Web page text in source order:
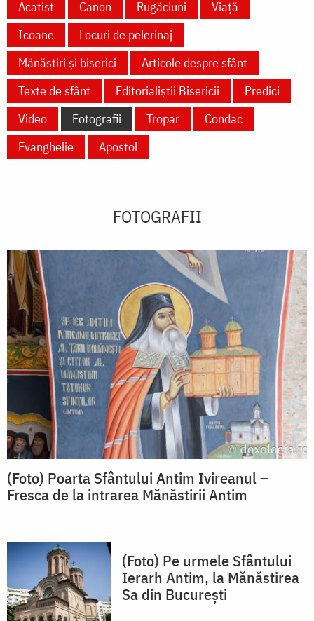
Acatist Canon Rugăciuni
Viață
Icoane
Locuri de pelerinaj
Mănăstiri și biserici
Articole despre sfânt
Texte de sfânt
Editorialiștii Bisericii
Predici
Video
Fotografii Tropar
Condac
Evanghelie
Apostol
FOTOGRAFII
(Foto) Poarta Sfântului Antim Ivireanul –
Fresca de la intrarea Mănăstirii Antim
(Foto) Pe urmele Sfântului
Ierarh Antim, la Mănăstirea
Sa din București